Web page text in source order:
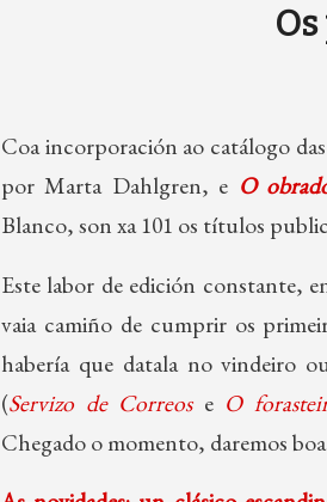
Coa incorporación ao catálogo
por Marta Dahlgren, e O
Blanco, son xa 101 os títulos
Este labor de edición constante,
vaia camiño de cumprir os
habería que datala no vindeiro
(Servizo de Correose O
Chegado o momento, daremos